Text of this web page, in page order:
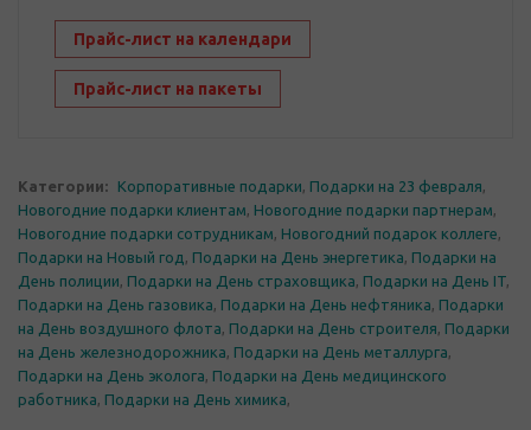
Прайс-лист на календари
Прайс-лист на пакеты
Категории: Корпоративные подарки, Подарки на 23 февраля,
Новогодние подарки клиентам, Новогодние подарки партнерам,
Новогодние подарки сотрудникам, Новогодний подарок коллеге,
Подарки на Новый год , Подарки на День энергетика, Подарки на
День полиции, Подарки на День страховщика, Подарки на День IT,
Подарки на День газовика, Подарки на День нефтяника, Подарки
на День воздушного флота, Подарки на День строителя, Подарки
на День железнодорожника, Подарки на День металлурга,
Подарки на День эколога, Подарки на День медицинского
работника, Подарки на День химика,